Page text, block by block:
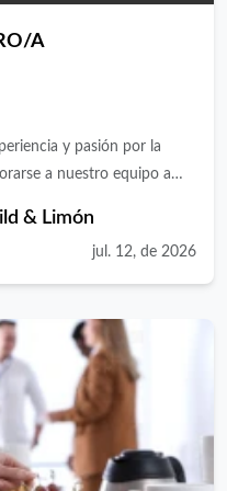
A
y pasión por la
a nuestro equipo a
y la carta.
& Limón
jul. 12, de 2026